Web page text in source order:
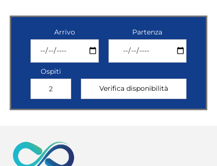
Arrivo Partenza
Ospiti